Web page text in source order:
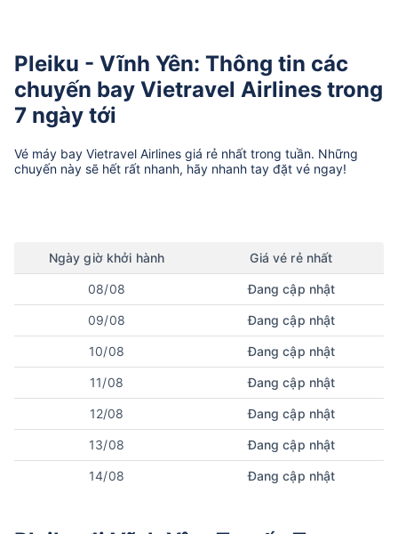
Pleiku - Vĩnh Yên: Thông tin các
chuyến bay Vietravel Airlines trong
7 ngày tới
Vé máy bay Vietravel Airlines giá rẻ nhất trong tuần. Những
chuyến này sẽ hết rất nhanh, hãy nhanh tay đặt vé ngay!
Ngày giờ khởi hành Giá vé rẻ nhất
08/08 Đang cập nhật
09/08 Đang cập nhật
10/08 Đang cập nhật
11/08 Đang cập nhật
12/08 Đang cập nhật
13/08 Đang cập nhật
14/08 Đang cập nhật